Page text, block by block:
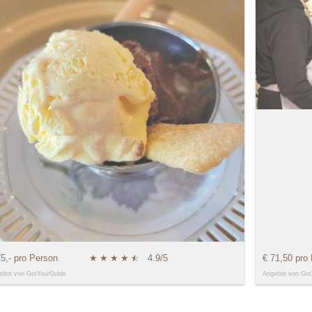
pro Person ★ ★ ★ ★ ★
☆ 4.9/5
von GetYourGuide
€ 71,50 pro
Angebot von